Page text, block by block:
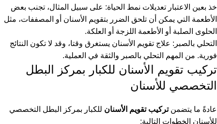
خذ بعين الاعتبار تعديلات نمط الحياة: على سبيل المثال، تجنب بعض
الأطعمة التي يمكن أن تلحق الضرر بتقويم الأسنان أو المصففات، مثل
الحلوى الصلبة أو الأطعمة اللزجة أو العلكة.
التحلي بالصبر: علاج تقويم الأسنان يستغرق وقتا، وقد لا تكون النتائج
فورية. من المهم التحلي بالصبر والثقة في العملية.
تركيب تقويم الأسنان للكبار بمركز البطل
التخصصي للأسنان
عادةً ما يتضمنتركيب تقويم الأسنان للكبار بمركز البطل التخصصي
للأسنان الخطوات التالية: